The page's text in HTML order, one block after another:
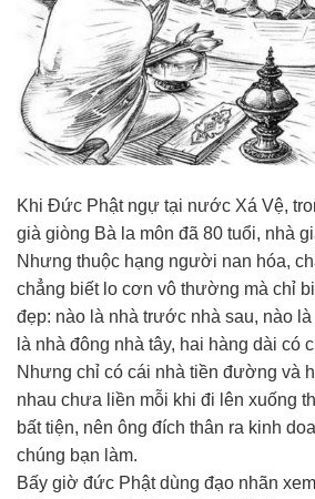
Khi Đức Phật ngự tại nước Xá Vệ,
già giòng Bà la môn đã 80 tuổi, nhà
Nhưng thuộc hạng người nan hóa,
chẳng biết lo cơn vô thường mà chỉ
đẹp: nào là nhà trước nhà sau, nào
là nhà đông nhà tây, hai hàng dài có
Nhưng chỉ có cái nhà tiền đường và
nhau chưa liền mỗi khi đi lên xuống
bất tiện, nên ông đích thân ra kinh
chúng bạn làm.
Bấy giờ đức Phật dùng đạo nhãn